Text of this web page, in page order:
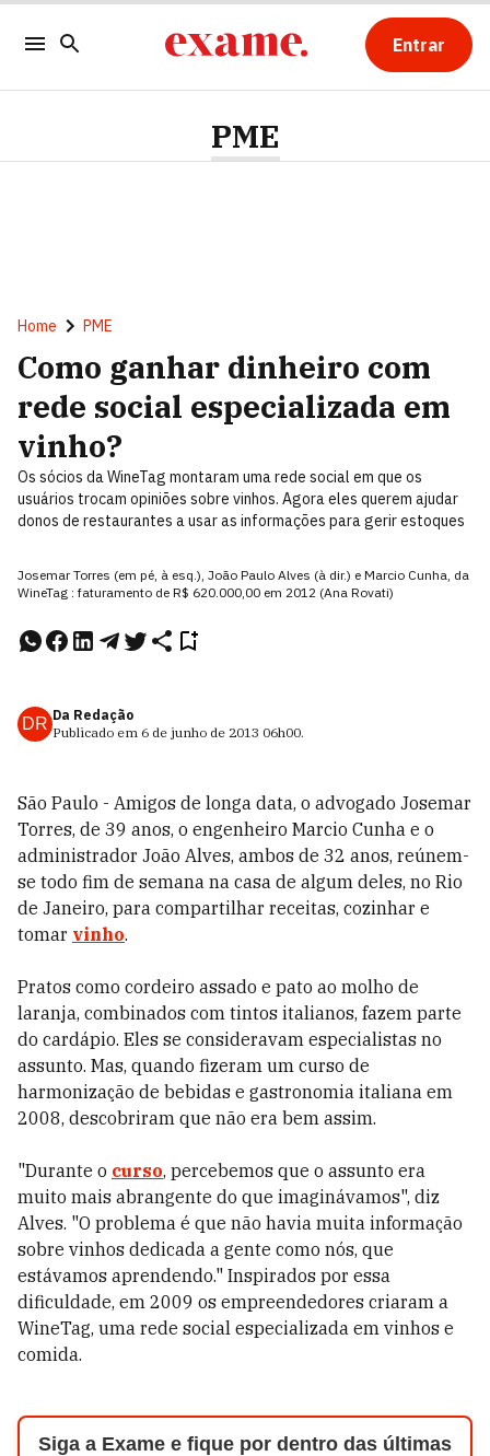
Entrar
PME
Home PME
Como ganhar dinheiro com
rede social especializada em
vinho?
Os sócios da WineTag montaram uma rede social em que os
usuários trocam opiniões sobre vinhos. Agora eles querem ajudar
donos de restaurantes a usar as informações para gerir estoques
Josemar Torres (em pé, à esq.), João Paulo Alves (à dir.) e Marcio Cunha, da
WineTag : faturamento de R$ 620.000,00 em 2012 (Ana Rovati)
DR Da Redação
Publicado em 6 de junho de 2013 06h00.
São Paulo - Amigos de longa data, o advogado Josemar
Torres, de 39 anos, o engenhei­ro Marcio Cunha e o
administrador João Alves, ambos de 32 anos, reúnem-
se todo fim de semana na casa de algum deles, no Rio
de Janeiro, para compartilhar receitas, cozinhar e
tomar vinho.
Pratos como cordeiro assado e pato ao molho de
laranja, combinados com tintos italianos, fazem parte
do cardápio. Eles se consideravam especialistas no
assunto. Mas, quando fizeram um curso de
harmonização de bebidas e gastronomia italiana em
2008, descobriram que não era bem assim.
"Durante o curso, percebemos que o assunto era
muito mais abrangente do que imaginávamos", diz
Alves. "O problema é que não havia muita informação
sobre vinhos dedicada a gente como nós, que
estávamos aprendendo." Inspirados por essa
dificuldade, em 2009 os empreendedores criaram a
WineTag, uma rede social especializada em vinhos e
comida.
Siga a Exame e fique por dentro das últimas